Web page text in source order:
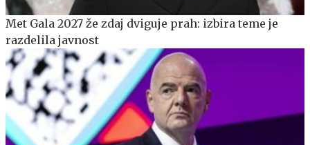
Met Gala 2027 že zdaj dviguje prah: izbira teme je
razdelila javnost